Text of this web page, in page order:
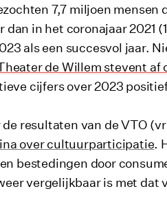
7,7 miljoen mensen
in het coronajaar 2021
als een succesvol jaar.
de Willem stevent af
cijfers over 2023
resultaten van de VTO
over cultuurparticipatie.
bestedingen door
vergelijkbaar is met dat